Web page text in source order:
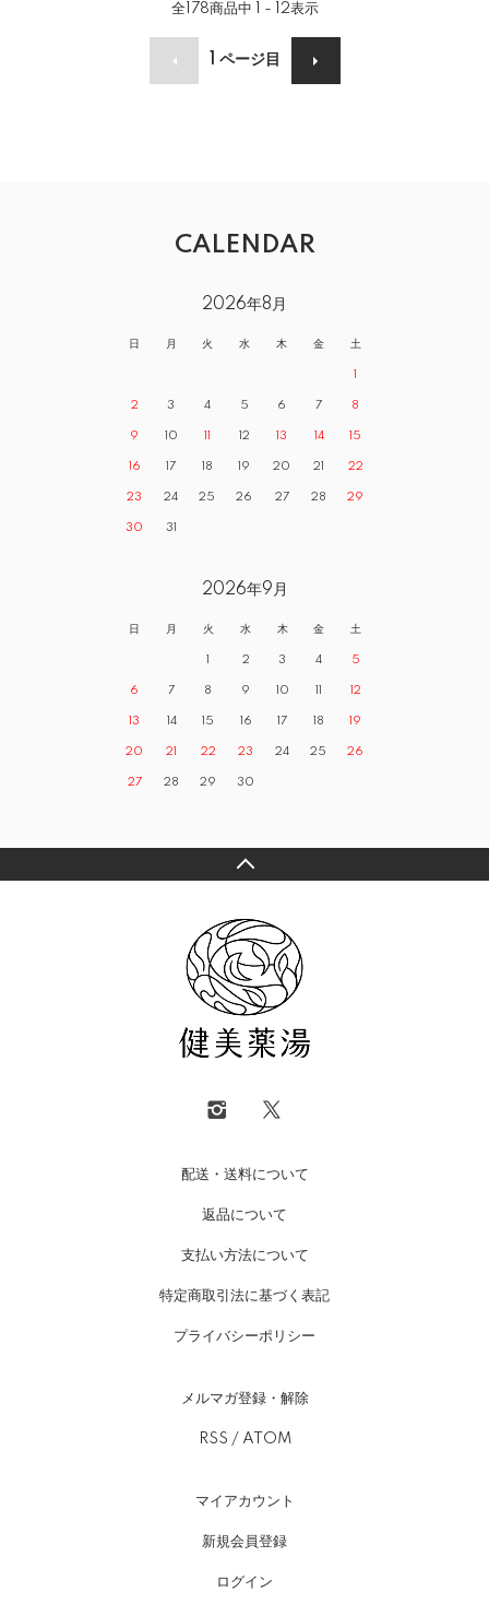
全178商品中 1 - 12表示
ページ目
CALENDAR
2026年8月
日 月 火 水 木 金 土
1
2 3 4 5 6 7 8
9 10 11 12 13 14 15
16 17 18 19 20 21 22
23 24 25 26 27 28 29
30 31
2026年9月
日 月 火 水 木 金 土
1 2 3 4 5
6 7 8 9 10 11 12
13 14 15 16 17 18 19
20 21 22 23 24 25 26
27 28 29 30
配送・送料について
返品について
支払い方法について
特定商取引法に基づく表記
プライバシーポリシー
メルマガ登録・解除
RSS / ATOM
マイアカウント
新規会員登録
ログイン